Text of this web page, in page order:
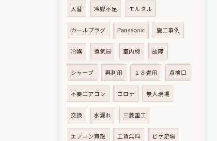
入替 冷媒不足 モルタル
カールプラグ Panasonic 施工事例
冷媒 換気扇 室内機 故障
シャープ 再利用 １８畳用 点検口
不要エアコン コロナ 無人現場
交換 水漏れ 三菱重工
エアコン買取 工賃無料 ビケ足場